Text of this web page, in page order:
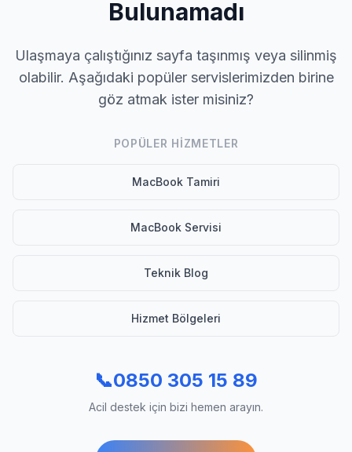
Bulunamadı
Ulaşmaya çalıştığınız sayfa taşınmış veya silinmiş
olabilir. Aşağıdaki popüler servislerimizden birine
göz atmak ister misiniz?
POPÜLER HIZMETLER
MacBook Tamiri
MacBook Servisi
Teknik Blog
Hizmet Bölgeleri
📞0850 305 15 89
Acil destek için bizi hemen arayın.